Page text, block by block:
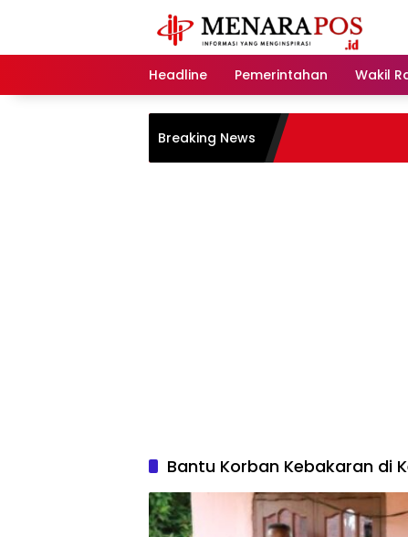
Headline Pemerintahan Wakil
Breaking News
Bantu Korban Kebakaran di